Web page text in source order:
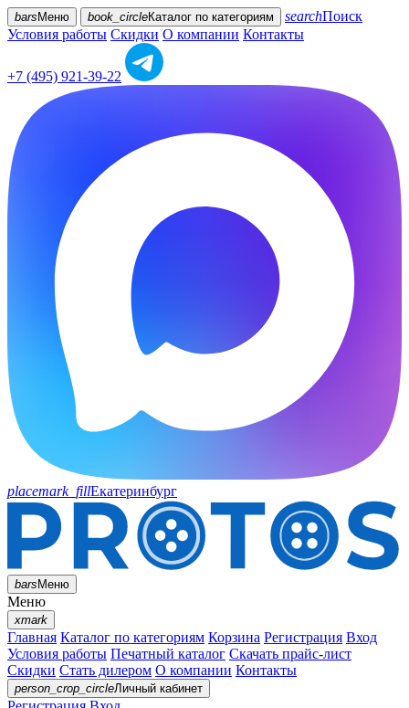
bars Меню book_circleКаталог по категориям searchПоиск
Условия работы Скидки О компании Контакты
+7 (495) 921-39-22
placemark_fillЕкатеринбург
barsМеню
Меню
xmark
Главная Каталог по категориям Корзина Регистрация Вход
Условия работы Печатный каталог Скачать прайс-лист
Скидки Стать дилером О компании Контакты
person_crop_circleЛичный кабинет